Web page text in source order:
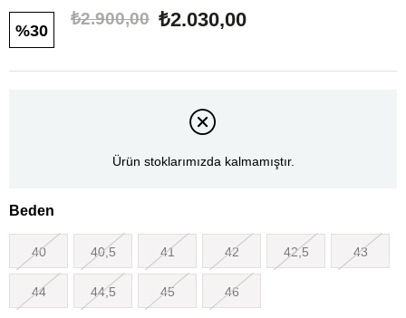
30
₺2.900,00 ₺2.030,00
Ürün stoklarımızda kalmamıştır.
Beden
40 40,5 41 42 42,5 43
44 44,5 45 46